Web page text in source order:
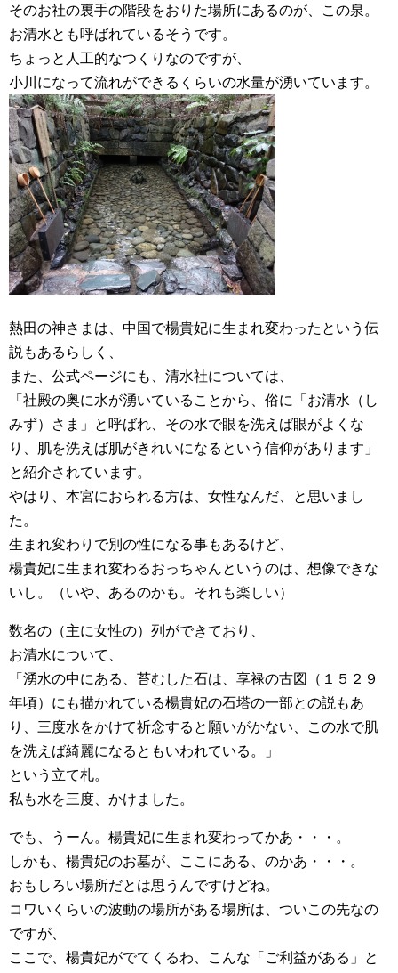
そのお社の裏手の階段をおりた場所にあるのが、この泉。
お清水とも呼ばれているそうです。
ちょっと人工的なつくりなのですが、
小川になって流れができるくらいの水量が湧いています。
熱田の神さまは、中国で楊貴妃に生まれ変わったという伝
説もあるらしく、
また、公式ページにも、清水社については、
「社殿の奥に水が湧いていることから、俗に「お清水（し
みず）さま」と呼ばれ、その水で眼を洗えば眼がよくな
り、肌を洗えば肌がきれいになるという信仰があります」
と紹介されています。
やはり、本宮におられる方は、女性なんだ、と思いまし
た。
生まれ変わりで別の性になる事もあるけど、
楊貴妃に生まれ変わるおっちゃんというのは、想像できな
いし。（いや、あるのかも。それも楽しい）
数名の（主に女性の）列ができており、
お清水について、
「湧水の中にある、苔むした石は、享禄の古図（１５２９
年頃）にも描かれている楊貴妃の石塔の一部との説もあ
り、三度水をかけて祈念すると願いがかない、この水で肌
を洗えば綺麗になるともいわれている。」
という立て札。
私も水を三度、かけました。
でも、うーん。楊貴妃に生まれ変わってかあ・・・。
しかも、楊貴妃のお墓が、ここにある、のかあ・・・。
おもしろい場所だとは思うんですけどね。
コワいくらいの波動の場所がある場所は、ついこの先なの
ですが、
ここで、楊貴妃がでてくるわ、こんな「ご利益がある」と